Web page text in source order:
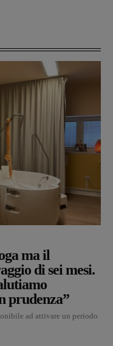
ma il
di sei mesi.
prudenza”
ad attivare un periodo